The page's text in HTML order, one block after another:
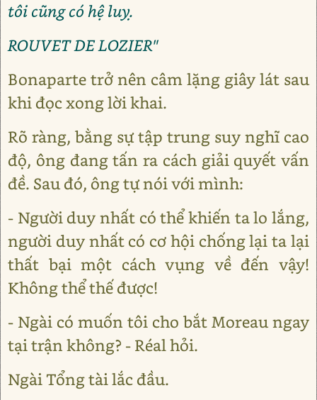
tôi cũng có hệ luỵ.
ROUVET DE LOZIER"
Bonaparte trở nên câm lặng giây lát sau
khi đọc xong lời khai.
Rõ ràng, bằng sự tập trung suy nghĩ cao
độ, ông đang tấn ra cách giải quyết vấn
đề. Sau đó, ông tự nói với mình:
- Người duy nhất có thể khiến ta lo lắng,
người duy nhất có cơ hội chống lại ta lại
thất bại một cách vụng về đến vậy!
Không thể thế được!
- Ngài có muốn tôi cho bắt Moreau ngay
tại trận không? - Réal hỏi.
Ngài Tổng tài lắc đầu.